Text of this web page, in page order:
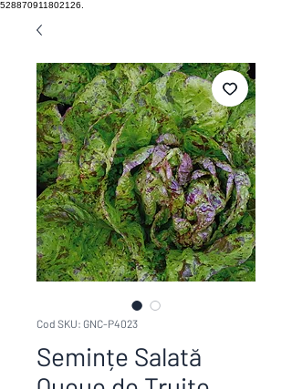
528870911802126.
Cod SKU: GNC-P4023
Semințe Salată